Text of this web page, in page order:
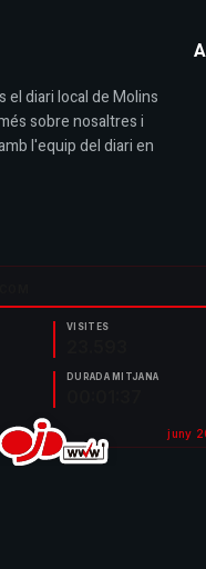
el diari local de Molins
sobre nosaltres i
l'equip del diari en